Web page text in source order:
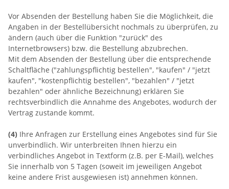
Vor Absenden der Bestellung haben Sie die Möglichkeit, die
Angaben in der Bestellübersicht nochmals zu überprüfen, zu
ändern (auch über die Funktion "zurück" des
Internetbrowsers) bzw. die Bestellung abzubrechen.
Mit dem Absenden der Bestellung über die entsprechende
Schaltfläche ("zahlungspflichtig bestellen", "kaufen" / "jetzt
kaufen", "kostenpflichtig bestellen", "bezahlen" / "jetzt
bezahlen" oder ähnliche Bezeichnung) erklären Sie
rechtsverbindlich die Annahme des Angebotes, wodurch der
Vertrag zustande kommt.
(4) Ihre Anfragen zur Erstellung eines Angebotes sind für Sie
unverbindlich. Wir unterbreiten Ihnen hierzu ein
verbindliches Angebot in Textform (z.B. per E-Mail), welches
Sie innerhalb von 5 Tagen (soweit im jeweiligen Angebot
keine andere Frist ausgewiesen ist) annehmen können.